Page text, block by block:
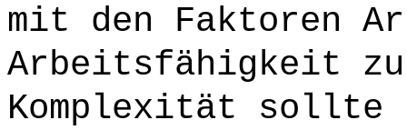
mit den Faktoren
Arbeitsfähigkeit
Komplexität sollte